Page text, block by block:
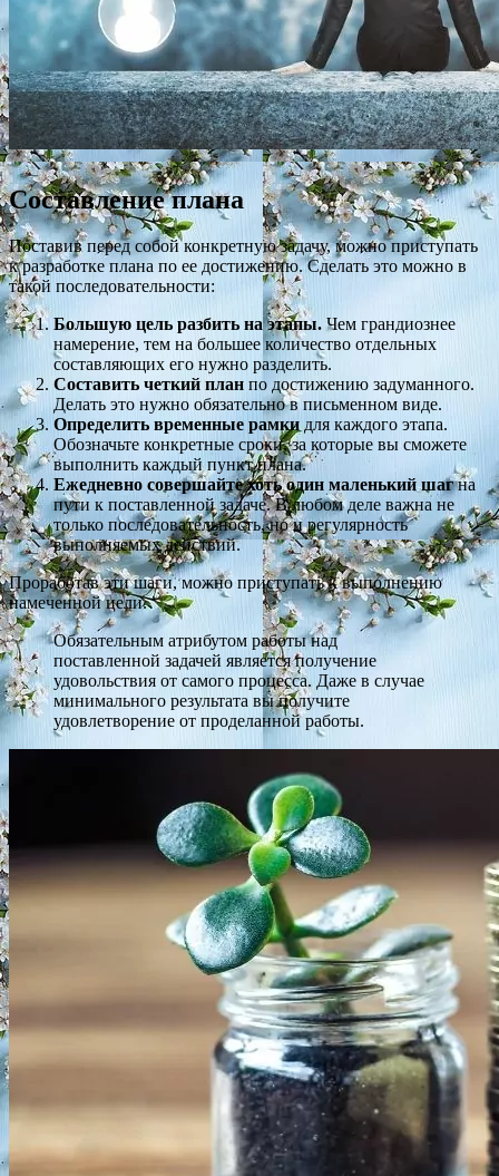
Составление плана
Поставив перед собой конкретную задачу, можно приступать
к разработке плана по ее достижению. Сделать это можно в
такой последовательности:
Большую цель разбить на этапы. Чем грандиознее
намерение, тем на большее количество отдельных
составляющих его нужно разделить.
Составить четкий план по достижению задуманного.
Делать это нужно обязательно в письменном виде.
Определить временные рамкидля каждого этапа.
Обозначьте конкретные сроки, за которые вы сможете
выполнить каждый пункт плана.
Ежедневно совершайте хоть один маленький шагна
пути к поставленной задаче. В любом деле важна не
только последовательность, но и регулярность
выполняемых действий.
Проработав эти шаги, можно приступать к выполнению
намеченной цели.
Обязательным атрибутом работы над
поставленной задачей является получение
удовольствия от самого процесса. Даже в случае
минимального результата вы получите
удовлетворение от проделанной работы.